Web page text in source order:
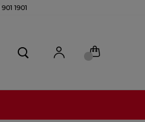
1901